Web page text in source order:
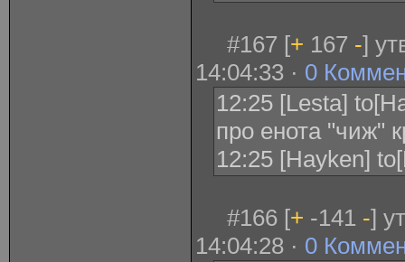
#167 [+ 167 -]
14:04:33 · 0
12:25 [Lesta]
про енота "чиж"
12:25 [Hayken]
#166 [+ -141 -]
14:04:28 · 0